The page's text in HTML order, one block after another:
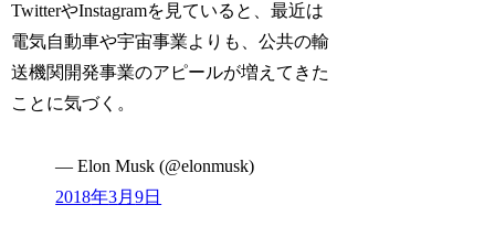
TwitterやInstagramを見ていると、最近は
電気自動車や宇宙事業よりも、公共の輸
送機関開発事業のアピールが増えてきた
ことに気づく。
— Elon Musk (@elonmusk)
2018年3月9日